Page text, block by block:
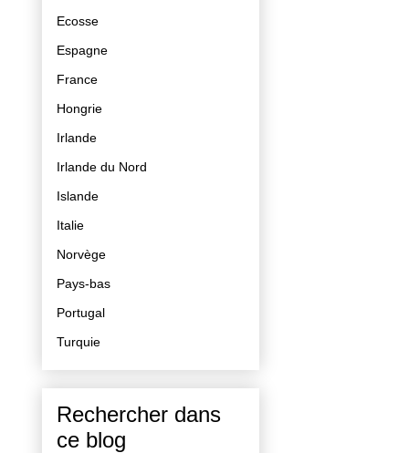
Ecosse
Espagne
France
Hongrie
Irlande
Irlande du Nord
Islande
Italie
Norvège
Pays-bas
Portugal
Turquie
Rechercher dans
ce blog